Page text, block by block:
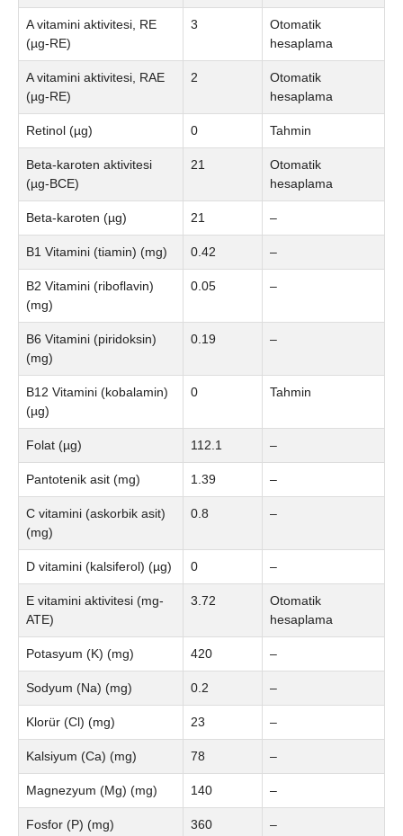
A vitamini aktivitesi, RE
(µg-RE)
3
Otomatik
hesaplama
A vitamini aktivitesi, RAE
(µg-RE)
2
Otomatik
hesaplama
Retinol (µg) 0 Tahmin
Beta-karoten aktivitesi
(µg-BCE)
21
Otomatik
hesaplama
Beta-karoten (µg) 21 –
B1 Vitamini (tiamin) (mg) 0.42 –
B2 Vitamini (riboflavin)
(mg)
0.05 –
B6 Vitamini (piridoksin)
(mg)
0.19 –
B12 Vitamini (kobalamin)
(µg)
0 Tahmin
Folat (µg) 112.1 –
Pantotenik asit (mg) 1.39 –
C vitamini (askorbik asit)
(mg)
0.8 –
D vitamini (kalsiferol) (µg) 0 –
E vitamini aktivitesi (mg-
ATE)
3.72
Otomatik
hesaplama
Potasyum (K) (mg) 420 –
Sodyum (Na) (mg) 0.2 –
Klorür (Cl) (mg) 23 –
Kalsiyum (Ca) (mg) 78 –
Magnezyum (Mg) (mg) 140 –
Fosfor (P) (mg) 360 –